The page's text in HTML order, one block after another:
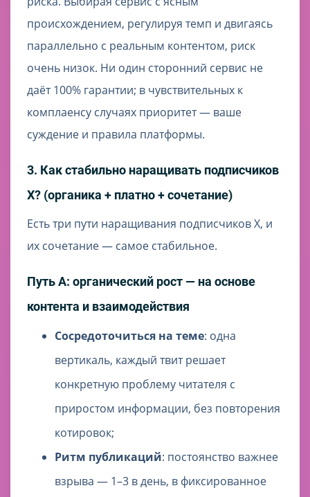
происхождением, регулируя темп и двигаясь
параллельно с реальным контентом, риск
очень низок. Ни один сторонний сервис не
даёт 100% гарантии; в чувствительных к
комплаенсу случаях приоритет — ваше
суждение и правила платформы.
3. Как стабильно наращивать подписчиков
X? (органика + платно + сочетание)
Есть три пути наращивания подписчиков X, и
их сочетание — самое стабильное.
Путь A: органический рост — на основе
контента и взаимодействия
Сосредоточиться на теме: одна
вертикаль, каждый твит решает
конкретную проблему читателя с
приростом информации, без повторения
котировок;
Ритм публикаций: постоянство важнее
взрыва — 1–3 в день, в фиксированное